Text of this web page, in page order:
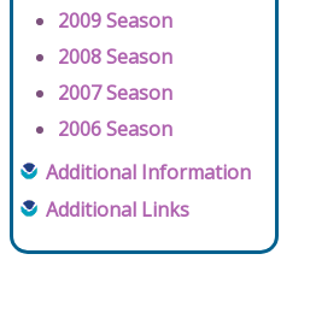
2009 Season
2008 Season
2007 Season
2006 Season
Additional Information
Additional Links